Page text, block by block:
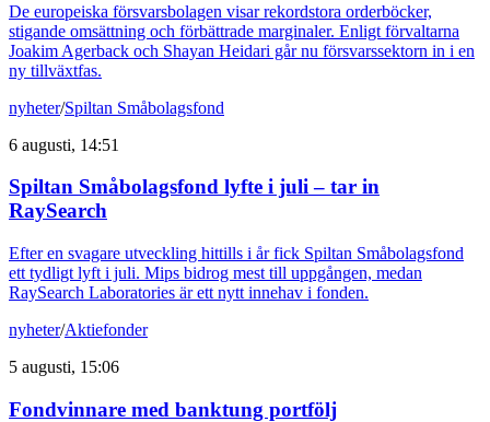
De europeiska försvarsbolagen visar rekordstora orderböcker,
stigande omsättning och förbättrade marginaler. Enligt förvaltarna
Joakim Agerback och Shayan Heidari går nu försvarssektorn in i en
ny tillväxtfas.
nyheter/Spiltan Småbolagsfond
6 augusti, 14:51
Spiltan Småbolagsfond lyfte i juli – tar in
RaySearch
Efter en svagare utveckling hittills i år fick Spiltan Småbolagsfond
ett tydligt lyft i juli. Mips bidrog mest till uppgången, medan
RaySearch Laboratories är ett nytt innehav i fonden.
nyheter/Aktiefonder
5 augusti, 15:06
Fondvinnare med banktung portfölj